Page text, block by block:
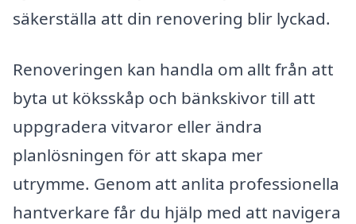
säkerställa att din renovering blir lyckad.
Renoveringen kan handla om allt från att
byta ut köksskåp och bänkskivor till att
uppgradera vitvaror eller ändra
planlösningen för att skapa mer
utrymme. Genom att anlita professionella
hantverkare får du hjälp med att navigera